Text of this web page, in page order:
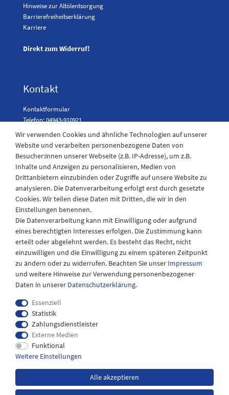
Hinweise zur Altölentsorgung
Barrierefreiheitserklärung
Karriere
Direkt zum Widerruf!
Kontakt
Kontaktformular
Telefon: 04943-910921
Laden Öffnungszeiten
Montag - Freitag
08:30 - 12:30 und 13.00 - 17.30 Uhr
Samstags
08:30 bis 12:30 Uhr
Impressum
Widerrufs­recht
Wir verwenden Cookies und ähnliche Technologien auf unserer
Website und verarbeiten personenbezogene Daten von
Besucher:innen unserer Webseite (z.B. IP-Adresse), um z.B.
Inhalte und Anzeigen zu personalisieren, Medien von
Drittanbietern einzubinden oder Zugriffe auf unsere Website zu
analysieren. Die Datenverarbeitung erfolgt erst durch gesetzte
Cookies. Wir teilen diese Daten mit Dritten, die wir in den
Einstellungen benennen.
Die Datenverarbeitung kann mit Einwilligung oder aufgrund
eines berechtigten Interesses erfolgen. Die Zustimmung kann
erteilt oder abgelehnt werden. Es besteht das Recht, nicht
einzuwilligen und die Einwilligung zu einem späteren Zeitpunkt
zu ändern oder zu widerrufen. Beachten Sie unser Impressum
und weitere Hinweise zur Verwendung personenbezogener
Daten in unserer Daten­schutz­erklärung.
Essenziell
Statistik
Zahlungsdienstleister
Externe Medien
Funktional
Weitere Einstellungen
Alle akzeptieren